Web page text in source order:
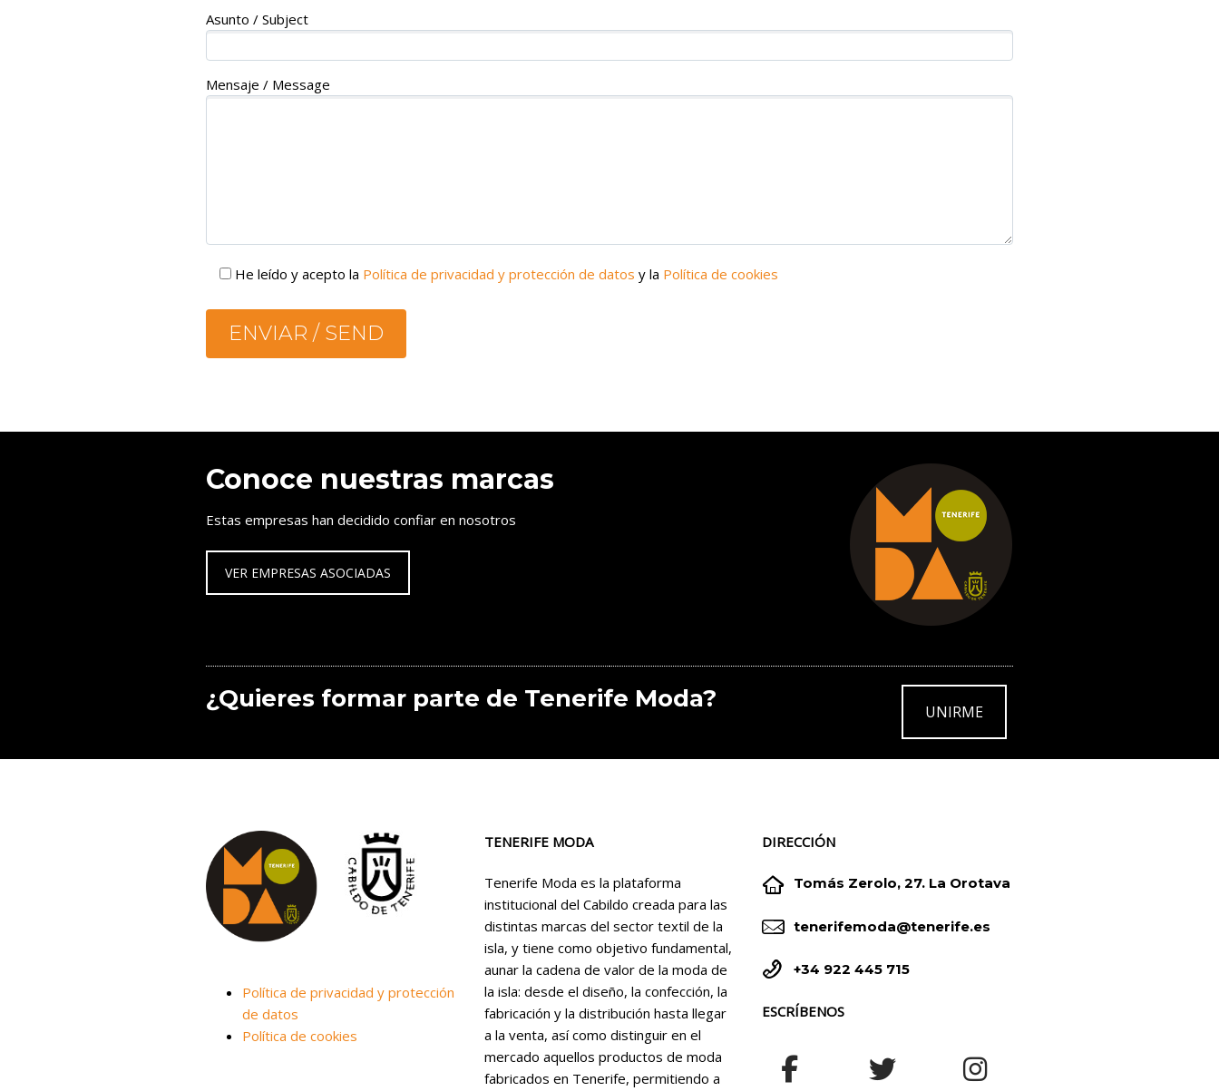
Asunto / Subject
Mensaje / Message
He leído y acepto la Política de privacidad y protección de datos y la Política de cookies
Conoce nuestras marcas
Estas empresas han decidido confiar en nosotros
VER EMPRESAS ASOCIADAS
¿Quieres formar parte de Tenerife Moda? UNIRME
Política de privacidad y protección
de datos
Política de cookies
TENERIFE MODA
Tenerife Moda es la plataforma
institucional del Cabildo creada para las
distintas marcas del sector textil de la
isla, y tiene como objetivo fundamental,
aunar la cadena de valor de la moda de
la isla: desde el diseño, la confección, la
fabricación y la distribución hasta llegar
a la venta, así como distinguir en el
mercado aquellos productos de moda
fabricados en Tenerife, permitiendo a
DIRECCIÓN

 Tomás Zerolo, 27. La Orotava

 tenerifemoda@tenerife.es

 +34 922 445 715
ESCRÍBENOS